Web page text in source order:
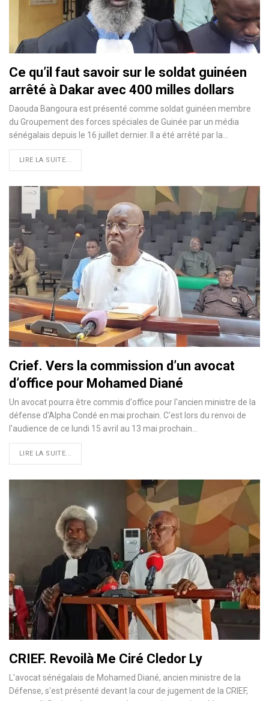
Ce qu’il faut savoir sur le soldat guinéen
arrêté à Dakar avec 400 milles dollars
Daouda Bangoura est présenté comme soldat guinéen membre
du Groupement des forces spéciales de Guinée par un média
sénégalais depuis le 16 juillet dernier. Il a été arrêté par la…
LIRE LA SUITE...
Crief. Vers la commission d’un avocat
d’office pour Mohamed Diané
Un avocat pourra être commis d'office pour l'ancien ministre de la
défense d'Alpha Condé en mai prochain. C'est lors du renvoi de
l'audience de ce lundi 15 avril au 13 mai prochain…
LIRE LA SUITE...
CRIEF. Revoilà Me Ciré Cledor Ly
L'avocat sénégalais de Mohamed Diané, ancien ministre de la
Défense, s'est présenté devant la cour de jugement de la CRIEF,